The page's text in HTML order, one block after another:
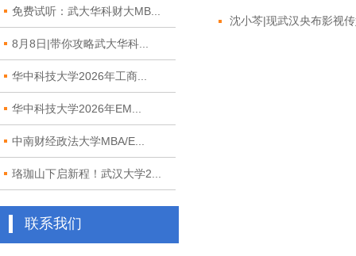
免费试听：武大华科财大MB...
8月8日|带你攻略武大华科...
华中科技大学2026年工商...
华中科技大学2026年EM...
中南财经政法大学MBA/E...
珞珈山下启新程！武汉大学2...
联系我们
沈小芩|现武汉央布影视